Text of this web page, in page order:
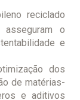
reciclado
asseguram o
e
dos
de matérias-
e aditivos